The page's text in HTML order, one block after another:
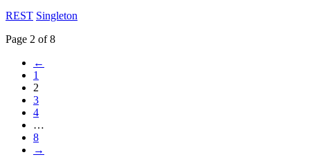
REST Singleton
Page 2 of 8
←
1
2
3
4
…
8
→